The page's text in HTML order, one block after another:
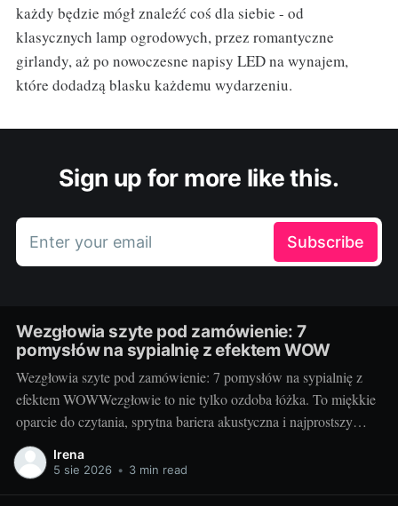
każdy będzie mógł znaleźć coś dla siebie - od
klasycznych lamp ogrodowych, przez romantyczne
girlandy, aż po nowoczesne napisy LED na wynajem,
które dodadzą blasku każdemu wydarzeniu.
Sign up for more like this.
Enter your email Subscribe
Wezgłowia szyte pod zamówienie: 7
pomysłów na sypialnię z efektem WOW
Wezgłowia szyte pod zamówienie: 7 pomysłów na sypialnię z
efektem WOWWezgłowie to nie tylko ozdoba łóżka. To miękkie
oparcie do czytania, sprytna bariera akustyczna i najprostszy
sposób na nadanie sypialni charakteru. Projektując je na
zamówienie, decydujesz o wszystkim: formie, wysokości,
Irena
5 sie 2026 • 3 min read